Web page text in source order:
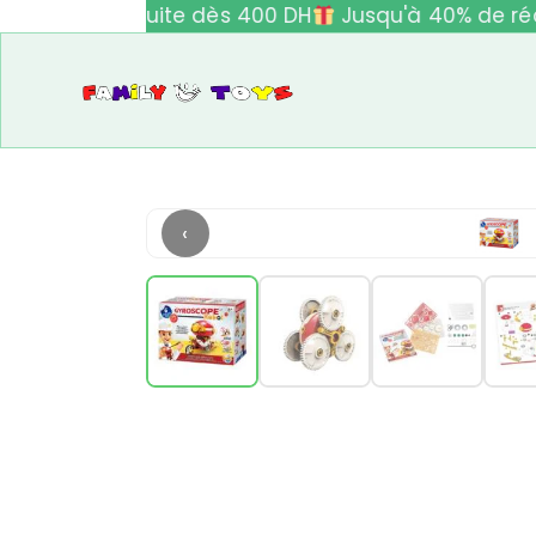
gratuite dès 400 DH Jusqu'à 40% de
‹